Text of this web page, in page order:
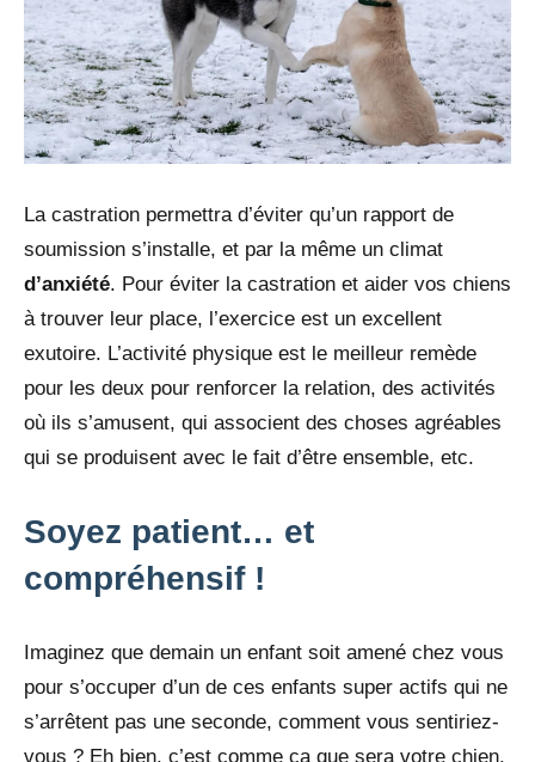
La castration permettra d’éviter qu’un rapport de
soumission s’installe, et par la même un climat
d’anxiété. Pour éviter la castration et aider vos chiens
à trouver leur place, l’exercice est un excellent
exutoire. L’activité physique est le meilleur remède
pour les deux pour renforcer la relation, des activités
où ils s’amusent, qui associent des choses agréables
qui se produisent avec le fait d’être ensemble, etc.
Soyez patient… et
compréhensif !
Imaginez que demain un enfant soit amené chez vous
pour s’occuper d’un de ces enfants super actifs qui ne
s’arrêtent pas une seconde, comment vous sentiriez-
vous ? Eh bien, c’est comme ça que sera votre chien.